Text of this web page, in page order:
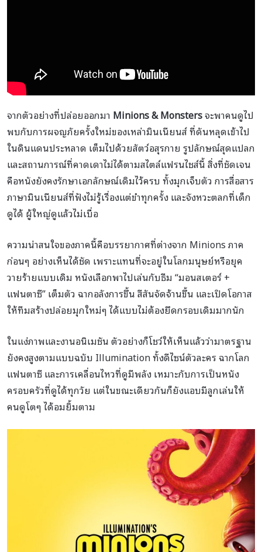
จากตัวอย่างที่ปล่อยออกมา Minions & Monstersจะพาคนดูไป
พบกับการผจญภัยครั้งใหม่ของเหล่ามินเนียนส์ ที่ดันหลุดเข้าไป
ในดินแดนประหลาด เต็มไปด้วยสัตว์อสุรกาย รูปลักษณ์สุดแปลก
และสถานการณ์ที่คาดเดาไม่ได้ตามสไตล์แฟรนไชส์นี้ สิ่งที่ชัดเจน
คือหนังยังคงรักษาเอกลักษณ์เดิมไว้ครบ ทั้งมุกเจ็บตัว การสื่อสาร
ภาษามินเนียนส์ที่ฟังไม่รู้เรื่องแต่ขำทุกครั้ง และจังหวะตลกที่เด็ก
ดูได้ ผู้ใหญ่ดูแล้วไม่เบื่อ
ความน่าสนใจของภาคนี้คือบรรยากาศที่ต่างจาก Minions ภาค
ก่อนๆ อย่างเห็นได้ชัด เพราะแทนที่จะอยู่ในโลกมนุษย์หรือยุค
วายร้ายแบบเดิม หนังเลือกพาไปเล่นกับธีม “มอนสเตอร์ +
แฟนตาซี” เต็มตัว ฉากอลังการขึ้น สีสันจัดจ้านขึ้น และเปิดโอกาส
ให้ทีมสร้างปล่อยมุกใหม่ๆ ได้แบบไม่ต้องยึดกรอบเดิมมากนัก
ในแง่ภาพและงานอนิเมชัน ตัวอย่างก็โชว์ให้เห็นแล้วว่ามาตรฐาน
ยังคงสูงตามแบบฉบับ Illumination ทั้งดีไซน์ตัวละคร ฉากโลก
แฟนตาซี และการเคลื่อนไหวที่ดูมีพลัง เหมาะกับการเป็นหนัง
ครอบครัวที่ดูได้ทุกวัย แต่ในขณะเดียวกันก็ยังแอบมีลูกเล่นให้
คนดูโตๆ ได้อมยิ้มตาม